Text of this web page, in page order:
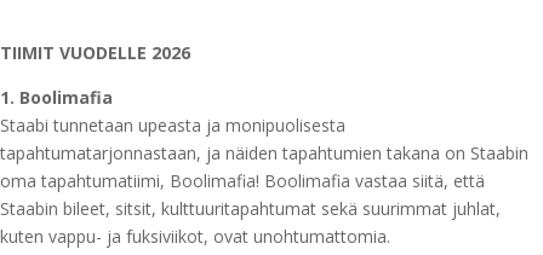
TIIMIT VUODELLE 2026
1. Boolimafia
Staabi tunnetaan upeasta ja monipuolisesta
tapahtumatarjonnastaan, ja näiden tapahtumien takana on Staabin
oma tapahtumatiimi, Boolimafia! Boolimafia vastaa siitä, että
Staabin bileet, sitsit, kulttuuritapahtumat sekä suurimmat juhlat,
kuten vappu- ja fuksiviikot, ovat unohtumattomia.